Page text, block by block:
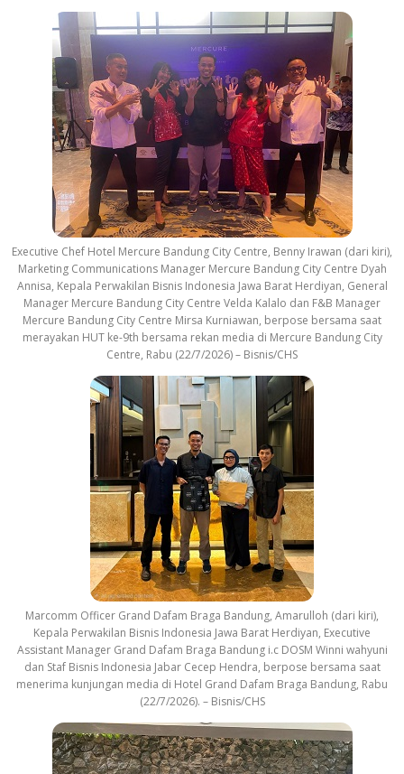
Executive Chef Hotel Mercure Bandung City Centre, Benny Irawan (dari kiri),
Marketing Communications Manager Mercure Bandung City Centre Dyah
Annisa, Kepala Perwakilan Bisnis Indonesia Jawa Barat Herdiyan, General
Manager Mercure Bandung City Centre Velda Kalalo dan F&B Manager
Mercure Bandung City Centre Mirsa Kurniawan, berpose bersama saat
merayakan HUT ke-9th bersama rekan media di Mercure Bandung City
Centre, Rabu (22/7/2026) – Bisnis/CHS
Marcomm Officer Grand Dafam Braga Bandung, Amarulloh (dari kiri),
Kepala Perwakilan Bisnis Indonesia Jawa Barat Herdiyan, Executive
Assistant Manager Grand Dafam Braga Bandung i.c DOSM Winni wahyuni
dan Staf Bisnis Indonesia Jabar Cecep Hendra, berpose bersama saat
menerima kunjungan media di Hotel Grand Dafam Braga Bandung, Rabu
(22/7/2026). – Bisnis/CHS